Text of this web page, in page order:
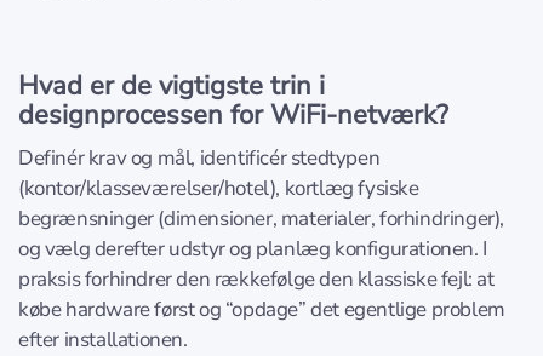
Hvad er de vigtigste trin i
designprocessen for WiFi-netværk?
Definér krav og mål, identificér stedtypen
(kontor/klasseværelser/hotel), kortlæg fysiske
begrænsninger (dimensioner, materialer, forhindringer),
og vælg derefter udstyr og planlæg konfigurationen. I
praksis forhindrer den rækkefølge den klassiske fejl: at
købe hardware først og “opdage” det egentlige problem
efter installationen.